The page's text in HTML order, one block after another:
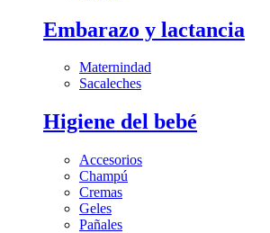
Embarazo y lactancia
Maternindad
Sacaleches
Higiene del bebé
Accesorios
Champú
Cremas
Geles
Pañales